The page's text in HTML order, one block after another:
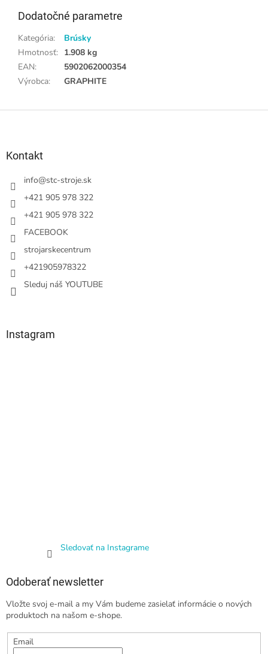
Dodatočné parametre
Kategória:
Brúsky
Hmotnosť: 1.908 kg
EAN:
5902062000354
Výrobca: GRAPHITE
Kontakt
info@stc-stroje.sk
+421 905 978 322
+421 905 978 322
FACEBOOK
strojarskecentrum
+421905978322
Sleduj náš YOUTUBE
Instagram
Sledovať na Instagrame
Odoberať newsletter
Vložte svoj e-mail a my Vám budeme zasielať informácie o nových
produktoch na našom e-shope.
Email